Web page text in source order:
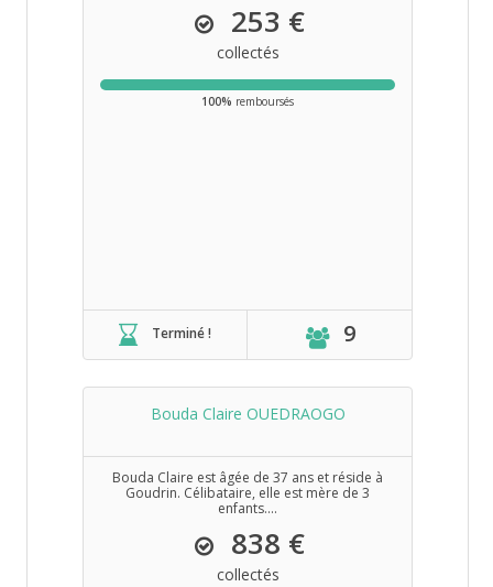
253 €
collectés
100% remboursés
Terminé ! 9
Bouda Claire OUEDRAOGO
Bouda Claire est âgée de 37 ans et réside à
Goudrin. Célibataire, elle est mère de 3
enfants....
838 €
collectés